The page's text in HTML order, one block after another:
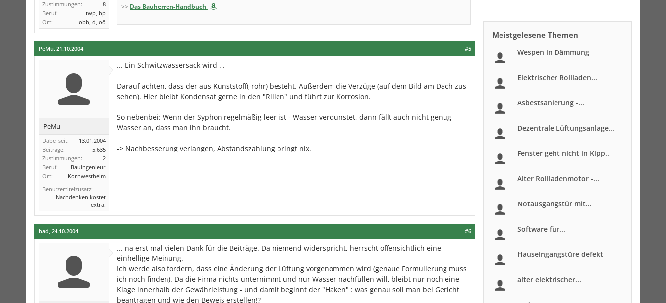
Zustimmungen:
8
Beruf:
twp, bp
Ort:
obb, d, oö
>> Das Bauherren-Handbuch
#5
PeMu, 21.10.2004
PeMu
Dabei seit:
13.01.2004
Beiträge:
5.635
Zustimmungen:
2
Beruf:
Bauingenieur
Ort:
Kornwestheim
Benutzertitelzusatz:
Nachdenken kostet
extra.
... Ein Schwitzwassersack wird ...
Darauf achten, dass der aus Kunststoff(-rohr) besteht. Außerdem die Verzüge (auf dem Bild am Dach zus
sehen). Hier bleibt Kondensat gerne in den "Rillen" und führt zur Korrosion.
So nebenbei: Wenn der Syphon regelmäßig leer ist - Wasser verdunstet, dann fällt auch nicht genug
Wasser an, dass man ihn braucht.
-> Nachbesserung verlangen, Abstandszahlung bringt nix.
#6
bad, 24.10.2004
... na erst mal vielen Dank für die Beiträge. Da niemend widerspricht, herrscht offensichtlich eine
einhellige Meinung.
Ich werde also fordern, dass eine Änderung der Lüftung vorgenommen wird (genaue Formulierung muss
ich noch finden). Da die Firma nichts unternimmt und nur Wasser nachfüllen will, bleibt nur noch eine
Klage innerhalb der Gewährleistung - und damit beginnt der "Haken" : was genau soll man bei Gericht
beantragen und wie den Beweis erstellen!?
Meistgelesene Themen
Wespen in Dämmung
Elektrischer Rollladen...
Asbestsanierung -...
Dezentrale Lüftungsanlage...
Fenster geht nicht in Kipp...
Alter Rollladenmotor -...
Notausgangstür mit...
Software für...
Hauseingangstüre defekt
alter elektrischer...